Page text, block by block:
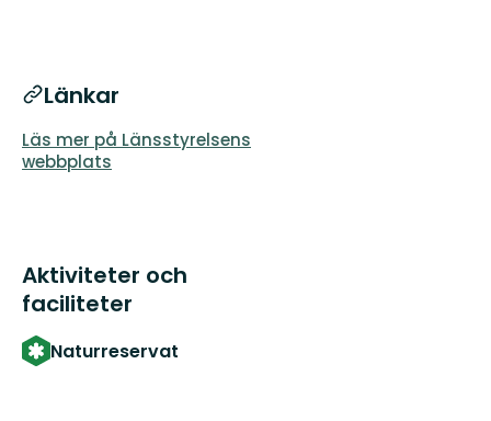
Länkar
Läs mer på Länsstyrelsens
webbplats
Aktiviteter och
faciliteter
Naturreservat